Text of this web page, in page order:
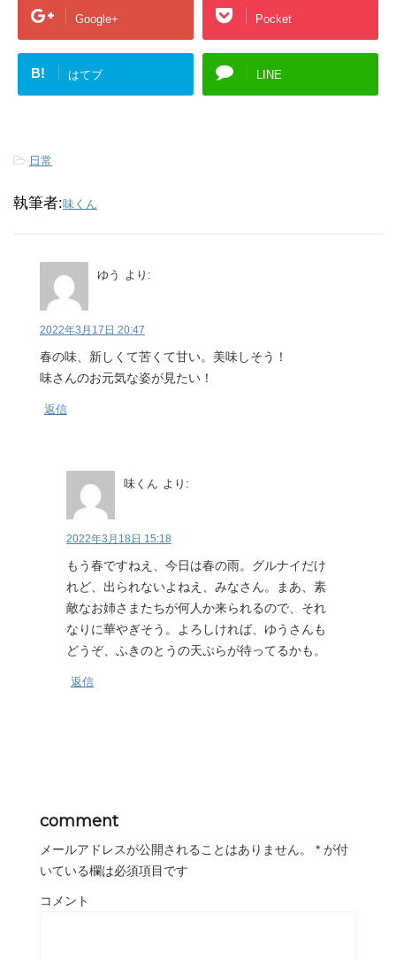
Google+ Pocket
B! はてブ LINE
- 日常
執筆者:味くん
ゆう より:
2022年3月17日 20:47
春の味、新しくて苦くて甘い。美味しそう！
味さんのお元気な姿が見たい！
返信
味くん より:
2022年3月18日 15:18
もう春ですねえ、今日は春の雨。グルナイだけ
れど、出られないよねえ、みなさん。まあ、素
敵なお姉さまたちが何人か来られるので、それ
なりに華やぎそう。よろしければ、ゆうさんも
どうぞ、ふきのとうの天ぷらが待ってるかも。
返信
comment
メールアドレスが公開されることはありません。 * が付
いている欄は必須項目です
コメント